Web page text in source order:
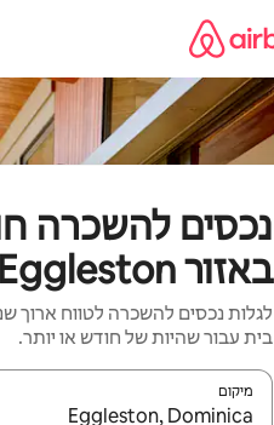
נכסים להשכרה
באזור Eggleston
לגלות נכסים להשכרה לטווח ארוך
בית עבור שהיות של חודש או יותר.
מיקום
כאשר התוצאות יהיו זמינות, יש